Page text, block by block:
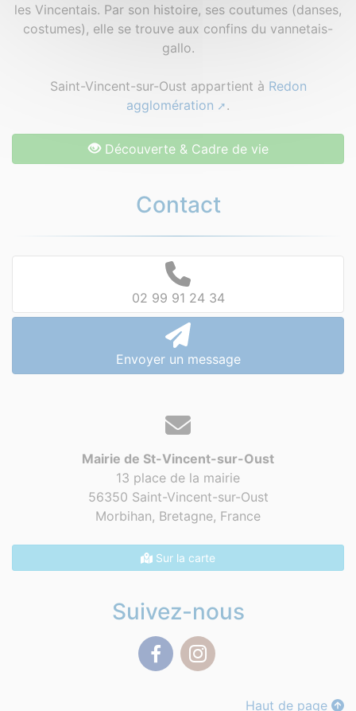
les Vincentais. Par son histoire, ses coutumes (danses,
costumes), elle se trouve aux confins du vannetais-
gallo.
Saint-Vincent-sur-Oust appartient à Redon
agglomération
.
Découverte & Cadre de vie
Contact
02 99 91 24 34
Envoyer un message
Mairie de St-Vincent-sur-Oust
13 place de la mairie
56350 Saint-Vincent-sur-Oust
Morbihan, Bretagne, France
Sur la carte
Suivez-nous
Haut de page